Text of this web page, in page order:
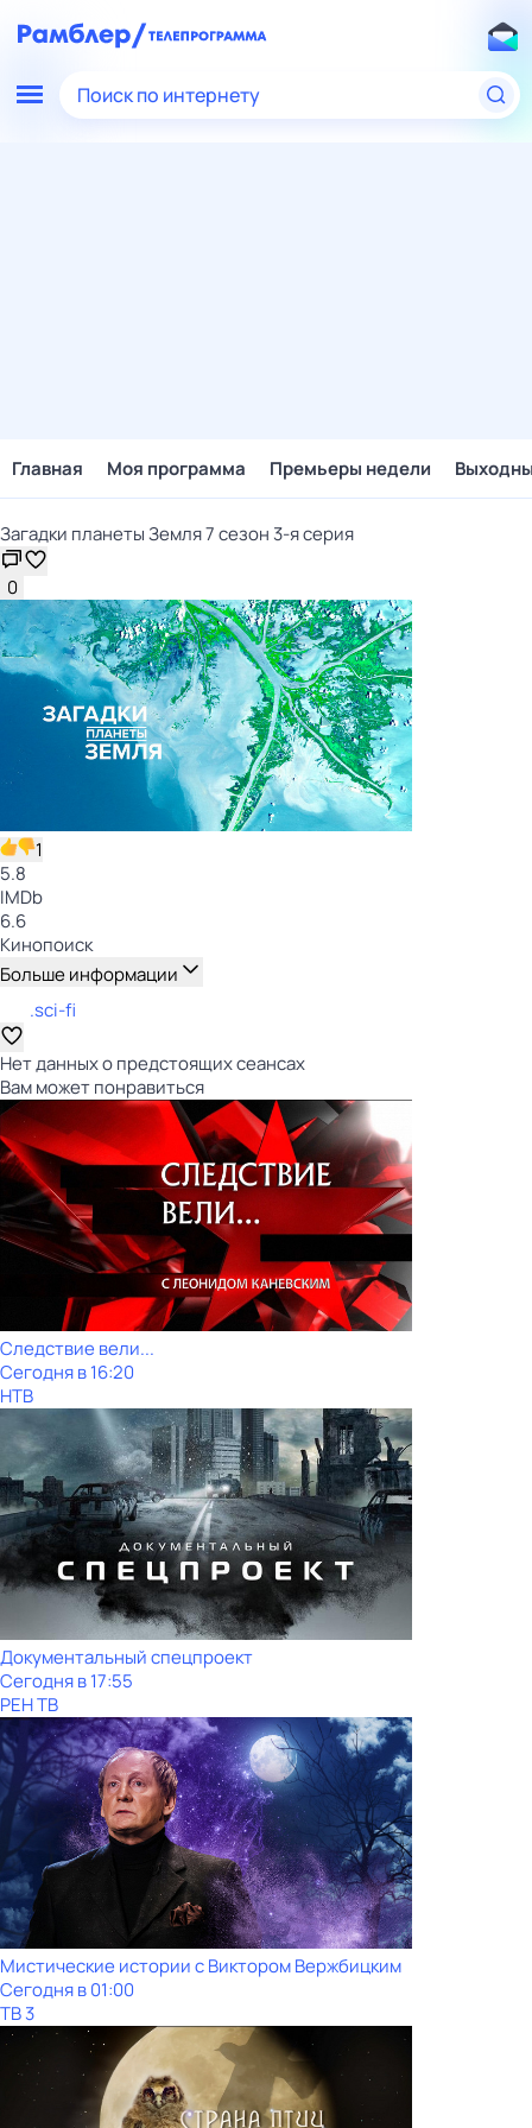
Поиск по интернету
Главная Моя программа Премьеры недели
Загадки планеты Земля 7 сезон 3-я серия
0
1
5.8
IMDb
6.6
Кинопоиск
Больше информации
.sci-fi
Нет данных о предстоящих сеансах
Вам может понравиться
Следствие вели...
Сегодня в 16:20
НТВ
Документальный спецпроект
Сегодня в 17:55
РЕН ТВ
Мистические истории с Виктoром Bержбицким
Сегодня в 01:00
ТВ 3